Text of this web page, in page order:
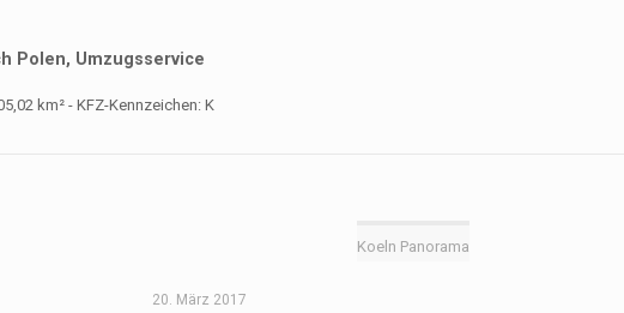
Polen, Umzugsservice
Koeln Panorama
20. März 2017